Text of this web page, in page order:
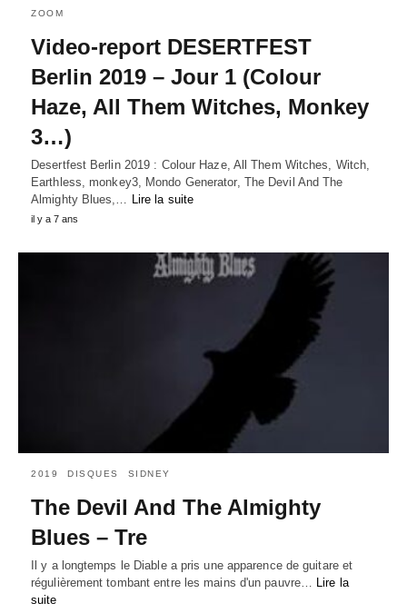
ZOOM
Video-report DESERTFEST
Berlin 2019 – Jour 1 (Colour
Haze, All Them Witches, Monkey
3…)
Desertfest Berlin 2019 : Colour Haze, All Them Witches, Witch,
Earthless, monkey3, Mondo Generator, The Devil And The
Almighty Blues,…
Lire la suite
il y a 7 ans
2019 DISQUES SIDNEY
The Devil And The Almighty
Blues – Tre
Il y a longtemps le Diable a pris une apparence de guitare et
régulièrement tombant entre les mains d'un pauvre… Lire la
suite